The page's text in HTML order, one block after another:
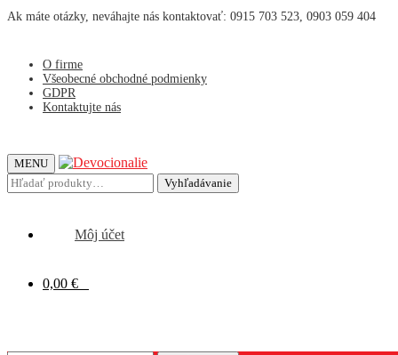
Ak máte otázky, neváhajte nás kontaktovať: 0915 703 523, 0903 059 404
O firme
Všeobecné obchodné podmienky
GDPR
Kontaktujte nás
MENU
Hľadať: Vyhľadávanie
Môj účet
0,00 €